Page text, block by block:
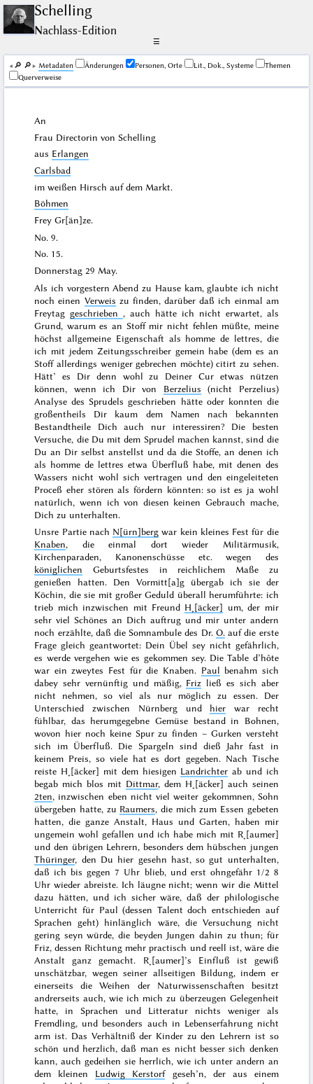
Schelling
Nachlass-Edition
☰
🔎︎ 🔎︎ Me­ta­da­ten Änderungen Personen, Orte Lit., Dok., Systeme
Themen
Querverweise
An
Frau Directorin von Schelling
aus Erlangen
Carlsbad
im weißen Hirsch auf dem Markt.
Böhmen
Frey Gr[än]ze.
No. 9.
No. 15.
Donnerstag 29 May.
Als ich vorgestern Abend zu Hause kam, glaubte ich nicht
noch einen Verweis zu finden, darüber daß ich einmal am
Freytag geschrieben , auch hätte ich nicht erwartet, als
Grund, warum es an Stoff mir nicht fehlen müßte, meine
höchst allgemeine Eigenschaft als homme de lettres, die
ich mit jedem Zeitungsschreiber gemein habe (dem es an
Stoff allerdings weniger gebrechen möchte) citirt zu sehen.
Hätt’ es Dir denn wohl zu Deiner Cur etwas nützen
können, wenn ich Dir von Berzelius (nicht Perzelius)
Analyse des Sprudels geschrieben hätte oder konnten die
großentheils Dir kaum dem Namen nach bekannten
Bestandtheile Dich auch nur interessiren? Die besten
Versuche, die Du mit dem Sprudel machen kannst, sind die
Du an Dir selbst anstellst und da die Stoffe, an denen ich
als homme de lettres etwa Überfluß habe, mit denen des
Wassers nicht wohl sich vertragen und den eingeleiteten
Proceß eher stören als fördern könnten: so ist es ja wohl
natürlich, wenn ich von diesen keinen Gebrauch mache,
Dich zu unterhalten.
Unsre Partie nach N[ürn]berg war kein kleines Fest für die
Knaben, die einmal dort wieder Militärmusik,
Kirchenparaden, Kanonenschüsse etc. wegen des
königlichen
Geburtsfestes in reichlichem Maße zu
genießen hatten. Den Vormitt[a]g übergab ich sie der
Köchin, die sie mit großer Geduld überall herumführte: ich
trieb mich inzwischen mit Freund H˖[äcker] um, der mir
sehr viel Schönes an Dich auftrug und mir unter andern
noch erzählte, daß die Somnambule des Dr. O. auf die erste
Frage gleich geantwortet: Dein Übel sey nicht gefährlich,
es werde vergehen wie es gekommen sey. DieTable d’hôte
war ein zweytes Fest für die Knaben. Paul benahm sich
dabey sehr vernünftig und mäßig, Friz ließ es sich aber
nicht nehmen, so viel als nur möglich zu essen. Der
Unterschied zwischen Nürnberg und hier war recht
fühlbar, das herumgegebne Gemüse bestand in Bohnen,
wovon hier noch keine Spur zu finden – Gurken versteht
sich im Überfluß. Die Spargeln sind dieß Jahr fast in
keinem Preis, so viele hat es dort gegeben. Nach Tische
reiste H˖[äcker] mit dem hiesigen Landrichter ab und ich
begab mich blos mit Dittmar, dem H˖[äcker] auch seinen
2ten, inzwischen eben nicht viel weiter gekommnen, Sohn
übergeben hatte, zu Raumers, die mich zum Essen gebeten
hatten, die ganze Anstalt, Haus und Garten, haben mir
ungemein wohl gefallen und ich habe mich mit R˖[aumer]
und den übrigen Lehrern, besonders dem hübschen jungen
Thüringer, den Du hier gesehn hast, so gut unterhalten,
daß ich bis gegen 7 Uhr blieb, und erst ohngefähr 1/2 8
Uhr wieder abreiste. Ich läugne nicht; wenn wir die Mittel
dazu hätten, und ich sicher wäre, daß der philologische
Unterricht für Paul (dessen Talent doch entschieden auf
Sprachen geht) hinlänglich wäre, die Versuchung nicht
gering seyn würde, die beyden Jungen dahin zu thun; für
Friz, dessen Richtung mehr practisch und reell ist, wäre die
Anstalt ganz gemacht. R˖[aumer]’s Einfluß ist gewiß
unschätzbar, wegen seiner allseitigen Bildung, indem er
einerseits die Weihen der Naturwissenschaften besitzt
andrerseits auch, wie ich mich zu überzeugen Gelegenheit
hatte, in Sprachen und Litteratur nichts weniger als
Fremdling, und besonders auch in Lebenserfahrung nicht
arm ist. Das Verhältniß der Kinder zu den Lehrern ist so
schön und herzlich, daß man es nicht besser sich denken
kann, auch gedeihen sie herrlich, wie ich unter andern an
dem kleinen Ludwig Kerstorfgeseh’n, der aus einem